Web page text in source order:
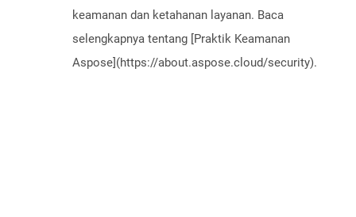
keamanan dan ketahanan layanan. Baca
selengkapnya tentang [Praktik Keamanan
Aspose](https://about.aspose.cloud/security).